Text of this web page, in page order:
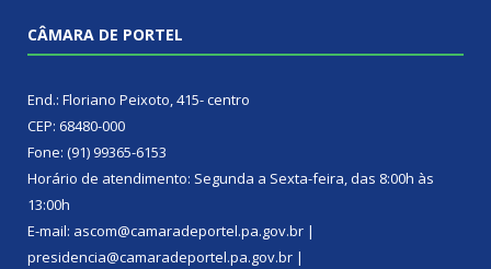
CÂMARA DE PORTEL
End.: Floriano Peixoto, 415- centro
CEP: 68480-000
Fone: (91) 99365-6153
Horário de atendimento: Segunda a Sexta-feira, das 8:00h às
13:00h
E-mail: ascom@camaradeportel.pa.gov.br |
presidencia@camaradeportel.pa.gov.br |